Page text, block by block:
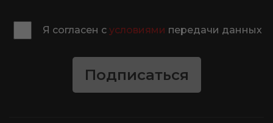
Я согласен с условиями передачи данных
Подписаться